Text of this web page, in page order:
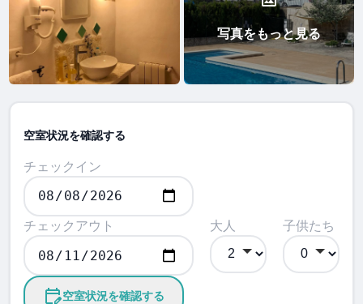
写真をもっと見る
空室状況を確認する
チェックイン
チェックアウト 大人 子供たち
空室状況を確認する